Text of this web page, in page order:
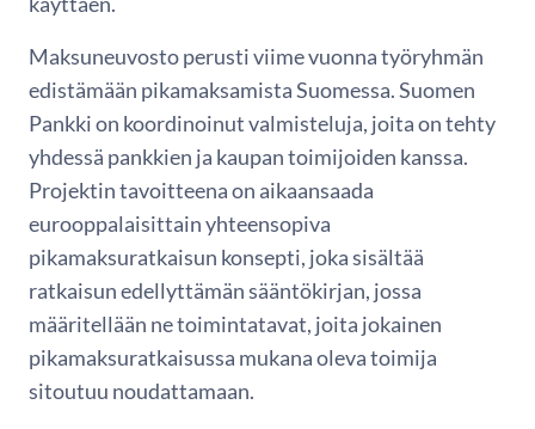
Maksuneuvosto perusti viime vuonna työryhmän
edistämään pikamaksamista Suomessa. Suomen
Pankki on koordinoinut valmisteluja, joita on tehty
yhdessä pankkien ja kaupan toimijoiden kanssa.
Projektin tavoitteena on aikaansaada
eurooppalaisittain yhteensopiva
pikamaksuratkaisun konsepti, joka sisältää
ratkaisun edellyttämän sääntökirjan, jossa
määritellään ne toimintatavat, joita jokainen
pikamaksuratkaisussa mukana oleva toimija
sitoutuu noudattamaan.